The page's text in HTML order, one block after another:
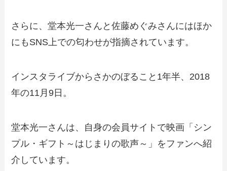
さらに、堂本光一さんと佐藤めぐみさんにはほか
にもSNS上での匂わせが指摘されています。
インスタライブからさかのぼること1年半、2018
年の11月9日。
堂本光一さんは、自身の会員サイトで映画「シン
プル・ギフト～はじまりの歌声～」をファンへ紹
介しています。